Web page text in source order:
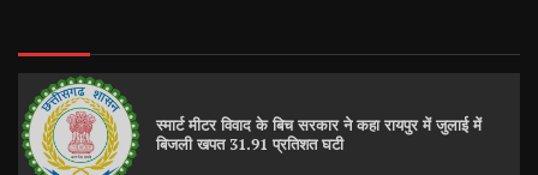
स्मार्ट मीटर विवाद के बिच सरकार ने कहा रायपुर में जुलाई में
बिजली खपत 31.91 प्रतिशत घटी